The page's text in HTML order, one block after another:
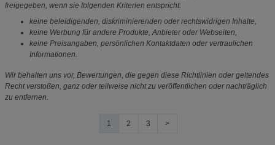
freigegeben, wenn sie folgenden Kriterien entspricht:
keine beleidigenden, diskriminierenden oder rechtswidrigen Inhalte,
keine Werbung für andere Produkte, Anbieter oder Webseiten,
keine Preisangaben, persönlichen Kontaktdaten oder vertraulichen
Informationen.
Wir behalten uns vor, Bewertungen, die gegen diese Richtlinien oder geltendes
Recht verstoßen, ganz oder teilweise nicht zu veröffentlichen oder nachträglich
zu entfernen.
1 2 3 >